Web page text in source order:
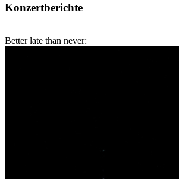
Konzertberichte
Better late than never: